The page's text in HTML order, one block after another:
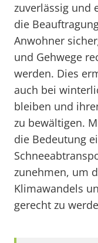
zuverlässig und
die
Anwohner
und Gehwege
werden. Dies
auch bei
bleiben und
zu bewältigen.
die Bedeutung
zunehmen, um
Klimawandels
gerecht zu